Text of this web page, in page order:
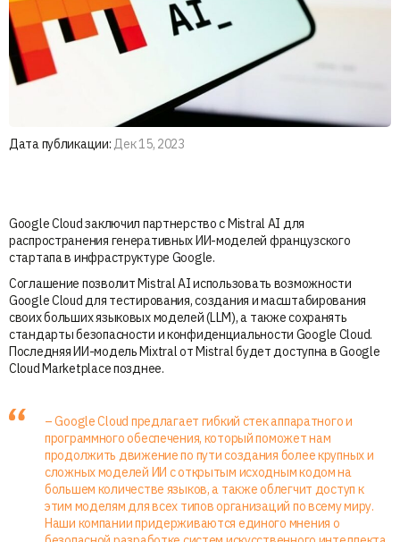
Дата публикации: Дек 15, 2023
Google Cloud заключил партнерство с Mistral AI для
распространения генеративных ИИ-моделей французского
стартапа в инфраструктуре Google.
Соглашение позволит Mistral AI использовать возможности
Google Cloud для тестирования, создания и масштабирования
своих больших языковых моделей (LLM), а также сохранять
стандарты безопасности и конфиденциальности Google Cloud.
Последняя ИИ-модель Mixtral от Mistral будет доступна в Google
Cloud Marketplace позднее.
– Google Cloud предлагает гибкий стек аппаратного и
программного обеспечения, который поможет нам
продолжить движение по пути создания более крупных и
сложных моделей ИИ с открытым исходным кодом на
большем количестве языков, а также облегчит доступ к
этим моделям для всех типов организаций по всему миру.
Наши компании придерживаются единого мнения о